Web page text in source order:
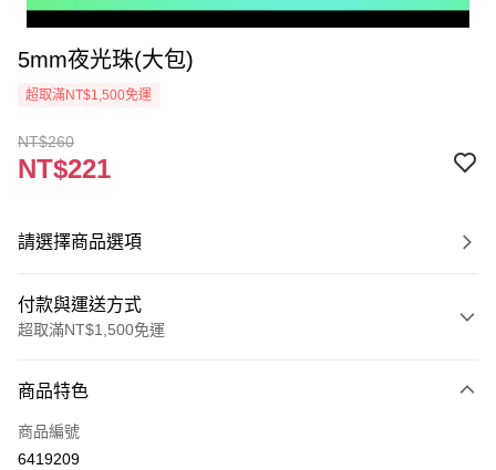
5mm夜光珠(大包)
超取滿NT$1,500免運
NT$260
NT$221
請選擇商品選項
付款與運送方式
超取滿NT$1,500免運
信用卡一次付款
超商取貨付款
商品特色
商品編號
6419209